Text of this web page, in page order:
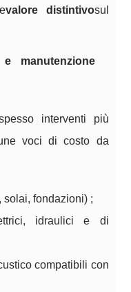
valore distintivosul
manutenzione
interventi più
voci di costo da
solai, fondazioni) ;
idraulici e di
compatibili con